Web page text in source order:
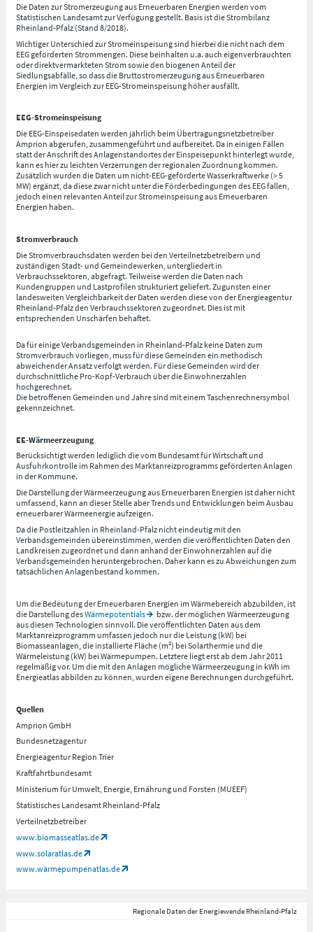
Die Daten zur Stromerzeugung aus Erneuerbaren Energien werden vom
Statistischen Landesamt zur Verfügung gestellt. Basis ist die Strombilanz
Rheinland-Pfalz (Stand 8/2018).
Wichtiger Unterschied zur Stromeinspeisung sind hierbei die nicht nach dem
EEG geförderten Strommengen. Diese beinhalten u.a. auch eigenverbrauchten
oder direktvermarkteten Strom sowie den biogenen Anteil der
Siedlungsabfälle, so dass die Bruttostromerzeugung aus Erneuerbaren
Energien im Vergleich zur EEG-Stromeinspeisung höher ausfällt.
EEG-Stromeinspeisung
Die EEG-Einspeisedaten werden jährlich beim Übertragungsnetzbetreiber
Amprion abgerufen, zusammengeführt und aufbereitet. Da in einigen Fällen
statt der Anschrift des Anlagenstandortes der Einspeisepunkt hinterlegt wurde,
kann es hier zu leichten Verzerrungen der regionalen Zuordnung kommen.
Zusätzlich wurden die Daten um nicht-EEG-geförderte Wasserkraftwerke (> 5
MW) ergänzt, da diese zwar nicht unter die Förderbedingungen des EEG fallen,
jedoch einen relevanten Anteil zur Stromeinspeisung aus Erneuerbaren
Energien haben.
Stromverbrauch
Die Stromverbrauchsdaten werden bei den Verteilnetzbetreibern und
zuständigen Stadt- und Gemeindewerken, untergliedert in
Verbrauchssektoren, abgefragt. Teilweise werden die Daten nach
Kundengruppen und Lastprofilen strukturiert geliefert. Zugunsten einer
landesweiten Vergleichbarkeit der Daten werden diese von der Energieagentur
Rheinland-Pfalz den Verbrauchssektoren zugeordnet. Dies ist mit
entsprechenden Unschärfen behaftet.
Da für einige Verbandsgemeinden in Rheinland-Pfalz keine Daten zum
Stromverbrauch vorliegen, muss für diese Gemeinden ein methodisch
abweichender Ansatz verfolgt werden. Für diese Gemeinden wird der
durchschnittliche Pro-Kopf-Verbrauch über die Einwohnerzahlen
hochgerechnet.
Die betroffenen Gemeinden und Jahre sind mit einem Taschenrechnersymbol
gekennzeichnet.
EE-Wärmeerzeugung
Berücksichtigt werden lediglich die vom Bundesamt für Wirtschaft und
Ausfuhrkontrolle im Rahmen des Marktanreizprogramms geförderten Anlagen
in der Kommune.
Die Darstellung der Wärmeerzeugung aus Erneuerbaren Energien ist daher nicht
umfassend, kann an dieser Stelle aber Trends und Entwicklungen beim Ausbau
erneuerbarer Wärmeenergie aufzeigen.
Da die Postleitzahlen in Rheinland-Pfalz nicht eindeutig mit den
Verbandsgemeinden übereinstimmen, werden die veröffentlichten Daten den
Landkreisen zugeordnet und dann anhand der Einwohnerzahlen auf die
Verbandsgemeinden heruntergebrochen. Daher kann es zu Abweichungen zum
tatsächlichen Anlagenbestand kommen.
Um die Bedeutung der Erneuerbaren Energien im Wärmebereich abzubilden, ist
die Darstellung desWärmepotentials
bzw. der möglichen Wärmeerzeugung
aus diesen Technologien sinnvoll. Die veröffentlichten Daten aus dem
Marktanreizprogramm umfassen jedoch nur die Leistung (kW) bei
Biomasseanlagen, die installierte Fläche (m²) bei Solarthermie und die
Wärmeleistung (kW) bei Wärmepumpen. Letztere liegt erst ab dem Jahr 2011
regelmäßig vor. Um die mit den Anlagen mögliche Wärmeerzeugung in kWh im
Energieatlas abbilden zu können, wurden eigene Berechnungen durchgeführt.
Quellen
Amprion GmbH
Bundesnetzagentur
Energieagentur Region Trier
Kraftfahrtbundesamt
Ministerium für Umwelt, Energie, Ernährung und Forsten (MUEEF)
Statistisches Landesamt Rheinland-Pfalz
Verteilnetzbetreiber
www.biomasseatlas.de
www.solaratlas.de
www.wärmepumpenatlas.de
Regionale Daten der Energiewende Rheinland-Pfalz